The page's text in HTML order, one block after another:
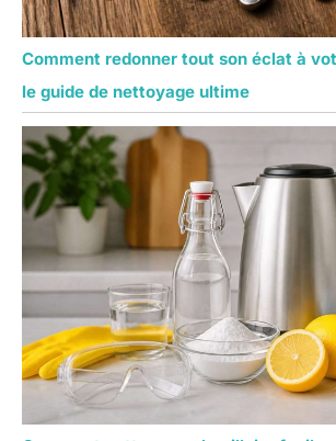
Comment redonner tout son éclat à
le guide de nettoyage ultime